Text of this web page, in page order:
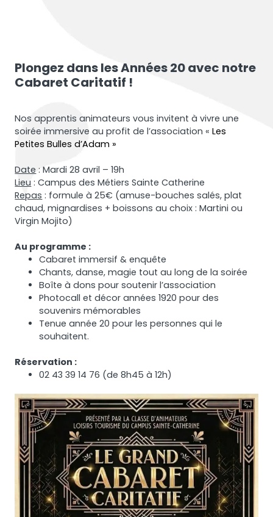
Plongez dans les Années 20 avec notre
Cabaret Caritatif !
Nos apprentis animateurs vous invitent à vivre une
soirée immersive au profit de l’association «Les
Petites Bulles d’Adam »
Date : Mardi 28 avril – 19h
Lieu : Campus des Métiers Sainte Catherine
Repas : formule à 25€ (amuse-bouches salés, plat
chaud, mignardises + boissons au choix : Martini ou
Virgin Mojito)
Au programme :
Cabaret immersif & enquête
Chants, danse, magie tout au long de la soirée
Boîte à dons pour soutenir l’association
Photocall et décor années 1920 pour des
souvenirs mémorables
Tenue année 20 pour les personnes qui le
souhaitent.
Réservation :
02 43 39 14 76 (de 8h45 à 12h)